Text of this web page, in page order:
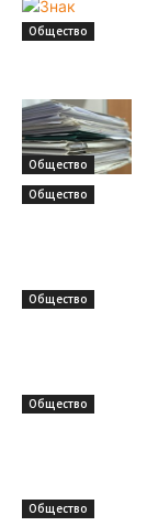
Общество
Общество
Общество
Общество
Общество
Общество